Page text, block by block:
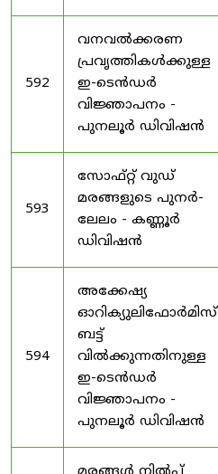
592
വനവൽക്കരണ
പ്രവൃത്തികൾക്കുള്ള
ഇ-ടെൻഡർ
വിജ്ഞാപനം -
പുനലൂർ ഡിവിഷൻ
593
സോഫ്റ്റ് വുഡ്
മരങ്ങളുടെ പുനർ-
ലേലം - കണ്ണൂർ
ഡിവിഷൻ
594
അക്കേഷ്യ
ഓറിക്യുലിഫോർമിസ്
ബട്ട്
വിൽക്കുന്നതിനുള്ള
ഇ-ടെൻഡർ
വിജ്ഞാപനം -
പുനലൂർ ഡിവിഷൻ